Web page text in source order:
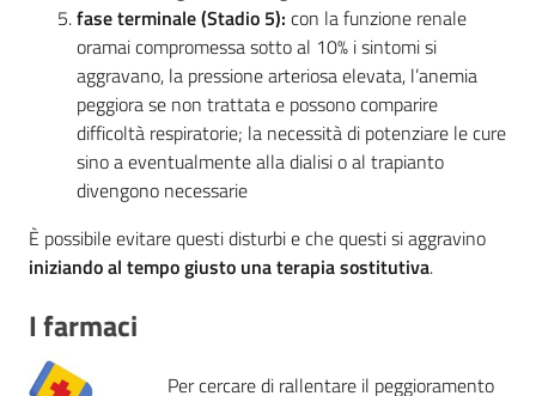
fase terminale (Stadio 5): con la funzione renale
oramai compromessa sotto al 10% i sintomi si
aggravano, la pressione arteriosa elevata, l’anemia
peggiora se non trattata e possono comparire
difficoltà respiratorie; la necessità di potenziare le cure
sino a eventualmente alla dialisi o al trapianto
divengono necessarie
È possibile evitare questi disturbi e che questi si aggravino
iniziando al tempo giusto una terapia sostitutiva.
I farmaci
Per cercare di rallentare il peggioramento